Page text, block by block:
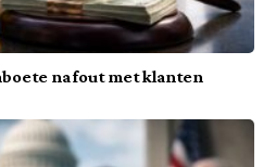
na fout met klanten